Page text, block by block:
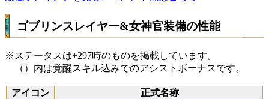
ゴブリンスレイヤー&女神官装備の性能
※ステータスは+297時のものを掲載しています。
（）内は覚醒スキル込みでのアシストボーナスです。
アイコン 正式名称